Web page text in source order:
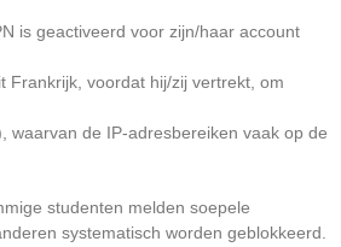
is geactiveerd voor zijn/haar account
Frankrijk, voordat hij/zij vertrekt, om
waarvan de IP-adresbereiken vaak op de
studenten melden soepele
systematisch worden geblokkeerd.